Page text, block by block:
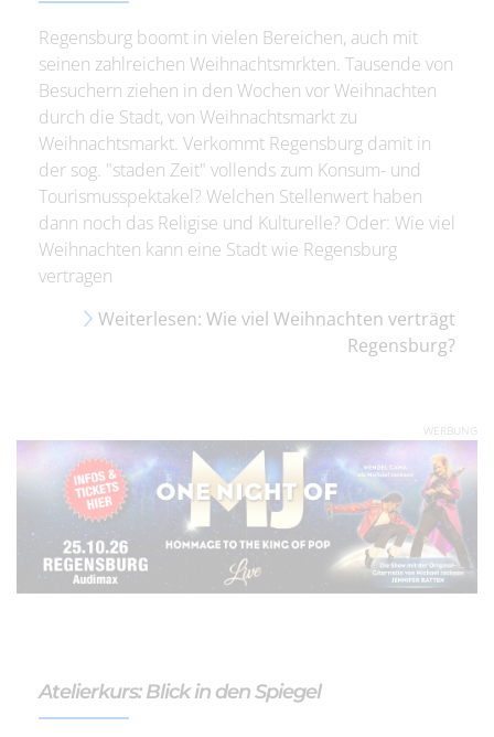
Regensburg boomt in vielen Bereichen, auch mit
seinen zahlreichen Weihnachtsmrkten. Tausende von
Besuchern ziehen in den Wochen vor Weihnachten
durch die Stadt, von Weihnachtsmarkt zu
Weihnachtsmarkt. Verkommt Regensburg damit in
der sog. "staden Zeit" vollends zum Konsum- und
Tourismusspektakel? Welchen Stellenwert haben
dann noch das Religise und Kulturelle? Oder: Wie viel
Weihnachten kann eine Stadt wie Regensburg
vertragen
Weiterlesen: Wie viel Weihnachten verträgt
Regensburg?
WERBUNG
Atelierkurs: Blick in den Spiegel